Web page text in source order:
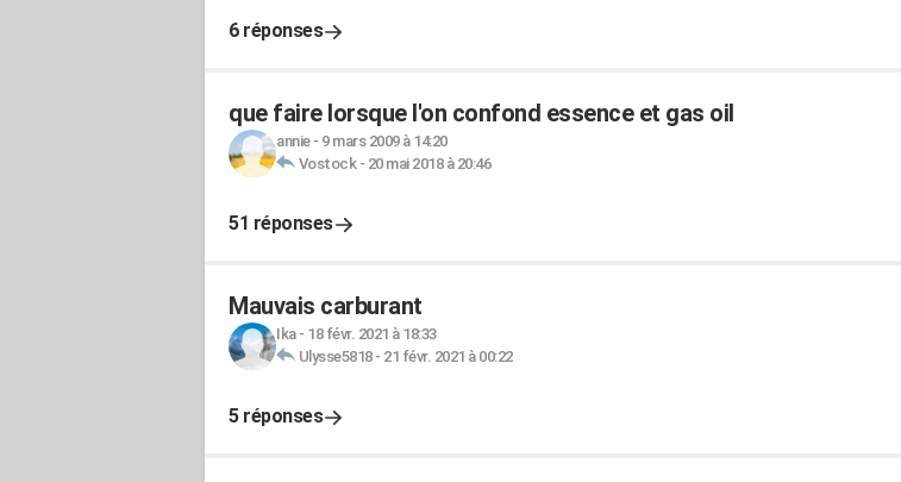
6 réponses
que faire lorsque l'on confond essence et gas oil
annie- 9 mars 2009 à 14:20
Vostock- 20 mai 2018 à 20:46
51 réponses
Mauvais carburant
Ika- 18 févr. 2021 à 18:33
Ulysse5818- 21 févr. 2021 à 00:22
5 réponses